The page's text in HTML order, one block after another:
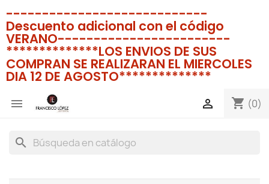
----------------------------
Descuento adicional con el código
VERANO------------------------
**************LOS ENVIOS DE SUS
COMPRAN SE REALIZARAN EL MIERCOLES
DIA 12 DE AGOSTO**************
 shopping_cart (0)

search